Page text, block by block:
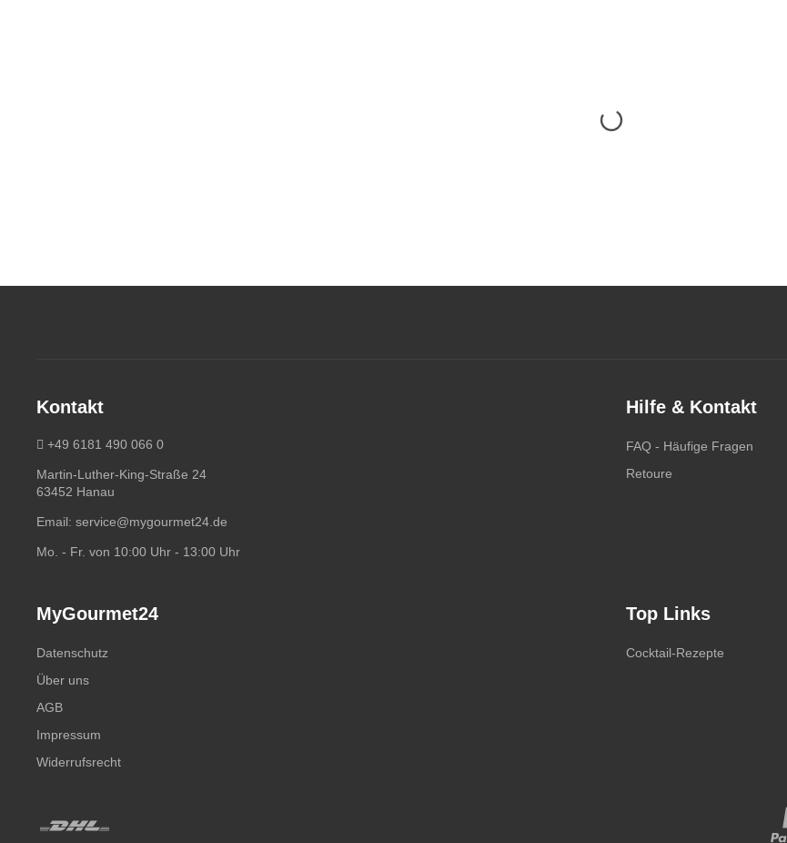
Kontakt
+49 6181 490 066 0
Martin-Luther-King-Straße 24
63452 Hanau
Email: service@mygourmet24.de
Mo. - Fr. von 10:00 Uhr - 13:00 Uhr
Hilfe & Kontakt
FAQ - Häufige Fragen
Retoure
MyGourmet24
Datenschutz
Über uns
AGB
Impressum
Widerrufsrecht
Top Links
Cocktail-Rezepte